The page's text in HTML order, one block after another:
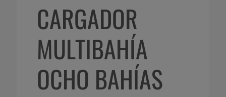
CARGADOR
MULTIBAHÍA
OCHO BAHÍAS